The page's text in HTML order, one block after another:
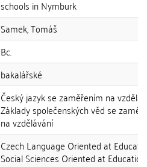
schools in Nymburk
Samek, Tomáš
Bc.
bakalářské
Český jazyk se zaměřením na
Základy společenských věd se
na vzdělávání
Czech Language Oriented at
Social Sciences Oriented at Education